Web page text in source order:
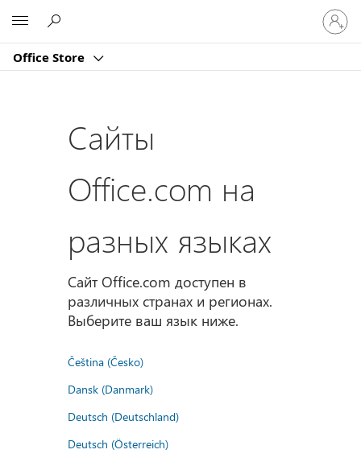
Office Store
в
Сайты
Office.com на
разных языках
Сайт Office.com доступен в
различных странах и регионах.
Выберите ваш язык ниже.
Čeština (Česko)
Dansk (Danmark)
Deutsch (Deutschland)
Deutsch (Österreich)